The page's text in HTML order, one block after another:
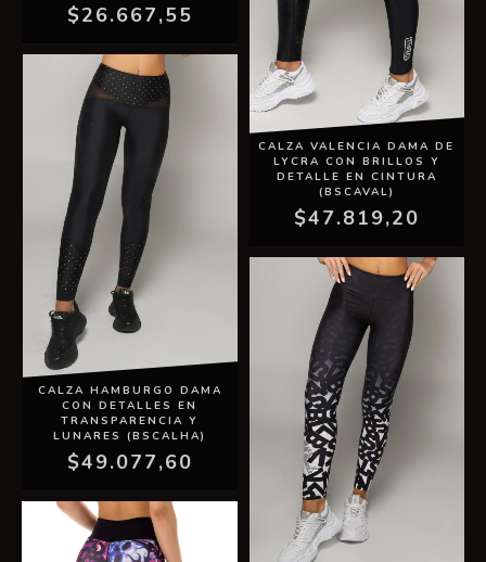
$26.667,55
CALZA VALENCIA DAMA DE
LYCRA CON BRILLOS Y
DETALLE EN CINTURA
(BSCAVAL)
$47.819,20
CALZA HAMBURGO DAMA
CON DETALLES EN
TRANSPARENCIA Y
LUNARES (BSCALHA)
$49.077,60